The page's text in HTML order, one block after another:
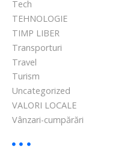
Tech
TEHNOLOGIE
TIMP LIBER
Transporturi
Travel
Turism
Uncategorized
VALORI LOCALE
Vânzari-cumpărări